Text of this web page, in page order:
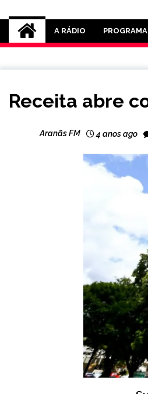
Rádio
A RÁDIO
NOTÍCIAS
Receita abre
Aranãs FM 4 anos ago